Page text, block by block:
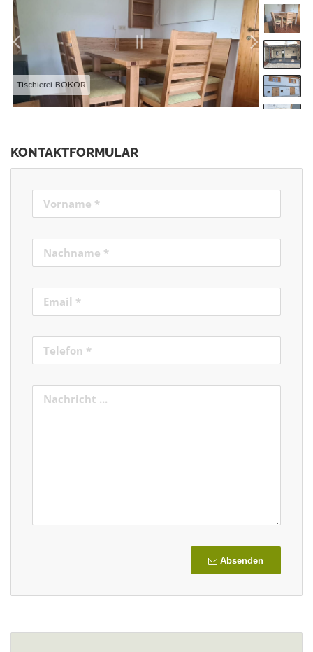
Tischlerei BOKOR
KONTAKTFORMULAR
Absenden